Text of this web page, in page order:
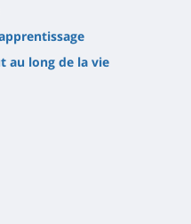
au long de la vie